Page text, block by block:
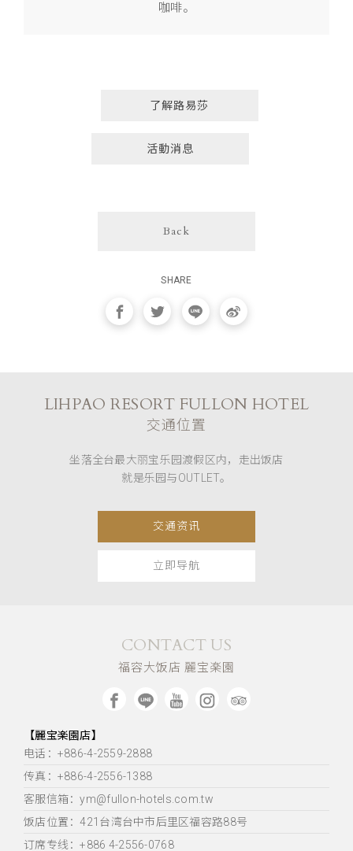
咖啡。
了解路易莎
活動消息
Back
SHARE
LIHPAO RESORT FULLON HOTEL
交通位置
坐落全台最大丽宝乐园渡假区内，走出饭店
就是乐园与OUTLET。
交通资讯
立即导航
CONTACT US
福容大饭店 麗宝楽園
【麗宝楽園店】
电话：+886-4-2559-2888
传真：+886-4-2556-1388
客服信箱：ym@fullon-hotels.com.tw
饭店位置：421台湾台中市后里区福容路88号
订席专线：+886 4-2556-0768